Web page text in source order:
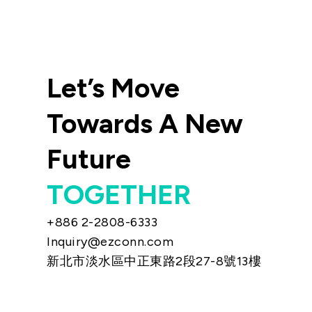
Let’s Move
Towards A New
Future
TOGETHER
+886 2-2808-6333
Inquiry@ezconn.com
新北市淡水區中正東路2段27-8號13樓